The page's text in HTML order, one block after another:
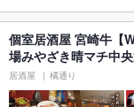
個室居酒屋 宮崎牛【
場みやざき晴マチ中
居酒屋 橘通り